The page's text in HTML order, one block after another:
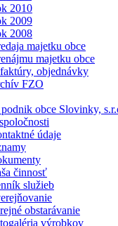
2010
2009
2008
majetku obce
majetku obce
objednávky
FZO
obce Slovinky,
údaje
činnosť
služieb
obstarávanie
výrobkov